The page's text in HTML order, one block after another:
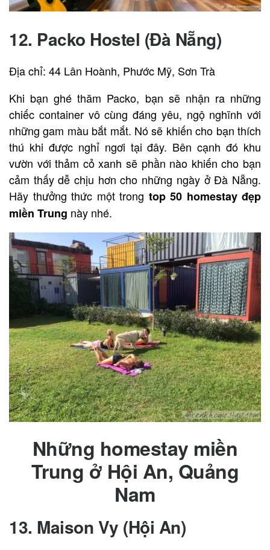
12. Packo Hostel (Đà Nẵng)
Địa chỉ: 44 Lân Hoành, Phước Mỹ, Sơn Trà
Khi bạn ghé thăm Packo, bạn sẽ nhận ra những
chiếc container vô cùng đáng yêu, ngộ nghĩnh với
những gam màu bắt mắt. Nó sẽ khiến cho bạn thích
thú khi được nghỉ ngơi tại đây. Bên cạnh đó khu
vườn với thảm cỏ xanh sẽ phần nào khiến cho bạn
cảm thấy dễ chịu hơn cho những ngày ở Đà Nẵng.
Hãy thưởng thức một trong top 50 homestay đẹp
miền Trung này nhé.
Những homestay miền
Trung ở Hội An, Quảng
Nam
13. Maison Vy (Hội An)